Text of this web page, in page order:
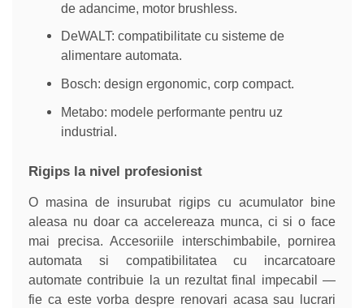
de adancime, motor brushless.
DeWALT: compatibilitate cu sisteme de
alimentare automata.
Bosch: design ergonomic, corp compact.
Metabo: modele performante pentru uz
industrial.
Rigips la nivel profesionist
O masina de insurubat rigips cu acumulator bine
aleasa nu doar ca accelereaza munca, ci si o face
mai precisa. Accesoriile interschimbabile, pornirea
automata si compatibilitatea cu incarcatoare
automate contribuie la un rezultat final impecabil —
fie ca este vorba despre renovari acasa sau lucrari